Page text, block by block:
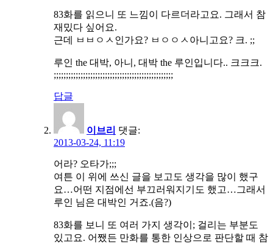
83화를 읽으니 또 느낌이 다르더라고요. 그래서 참
재밌다 싶어요.
근데 ㅂㅂㅇㅅ인가요? ㅂㅇㅇㅅ아니고요? 크. ;;
루인 the 대박, 아니, 대박 the 루인입니다.. 크크크.
;;;;;;;;;;;;;;;;;;;;;;;;;;;;;;;;;;;;;;;;;;;;;;;;;
답글
이브리 댓글:
2013-03-24, 11:19
어라? 오타가;;;
여튼 이 위에 쓰신 글을 보고도 생각을 많이 했구
요…어떤 지점에선 부끄러워지기도 했고…그래서
루인 님은 대박인 거죠.(음?)
83화를 보니 또 여러 가지 생각이; 걸리는 부분도
있고요. 어쨌든 만화를 통한 인상으로 판단할 때 참